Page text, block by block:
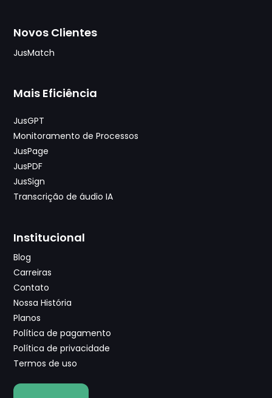
Novos Clientes
JusMatch
Mais Eficiência
JusGPT
Monitoramento de Processos
JusPage
JusPDF
JusSign
Transcrição de áudio IA
Institucional
Blog
Carreiras
Contato
Nossa História
Planos
Política de pagamento
Política de privacidade
Termos de uso